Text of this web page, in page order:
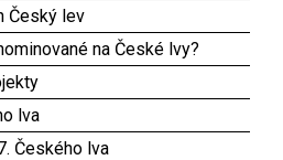
Český lev
na České lvy?
lva
Českého lva